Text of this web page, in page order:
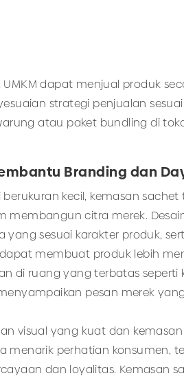
dapat menjual produk
strategi penjualan
atau paket bundling di
Branding dan
berukuran kecil, kemasan
membangun citra merek.
yang sesuai karakter produk,
membuat produk lebih
di ruang yang terbatas seperti
pesan merek
visual yang kuat dan
menarik perhatian konsumen,
dan loyalitas. Kemasan